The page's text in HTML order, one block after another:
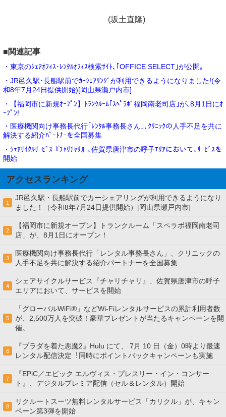
(坂土直隆)
■関連記事
・東京のｼｪｱｵﾌｨｽ･ﾚﾝﾀﾙｵﾌｨｽ検索ｻｲﾄ､｢OFFICE SELECT｣が公開｡
・JR邑久駅･長船駅前でｶｰｼｪｱﾘﾝｸﾞが利用できるようになりました!(令
和8年7月24日提供開始)[岡山県瀬戸内市]
・【福岡市に新規ｵｰﾌﾟﾝ】ﾄﾗﾝｸﾙｰﾑ｢ｽﾍﾟﾗﾎﾞ福岡南老司店｣が､8月1日にｵ
ｰﾌﾟﾝ!
・医療機関向け事務長代行｢ﾚﾝﾀﾙ事務長さん｣､ｸﾘﾆｯｸの人手不足を共に
解決する紹介ﾊﾟｰﾄﾅｰを全国募集
・ｼｪｱｻｲｸﾙｻｰﾋﾞｽ『ﾁｬﾘﾁｬﾘ』､佐賀県唐津市の呼子ｴﾘｱにおいて､ｻｰﾋﾞｽを
開始
アクセスランキング
1
JR邑久駅・長船駅前でカーシェアリングが利用できるようになり
ました！（令和8年7月24日提供開始）[岡山県瀬戸内市]
2
【福岡市に新規オープン】トランクルーム「スペラボ福岡南老司
店」が、8月1日にオープン！
3
医療機関向け事務長代行「レンタル事務長さん」、クリニックの
人手不足を共に解決する紹介パートナーを全国募集
4
シェアサイクルサービス『チャリチャリ』、佐賀県唐津市の呼子
エリアにおいて、サービスを開始
5
「グローバルWiFi®」などWi-Fiレンタルサービスの累計利用者数
が、2,500万人を突破！豪華プレゼントが当たるキャンペーンを開
催。
6
『プラダを着た悪魔2』Hulu にて、 7⽉ 10 ⽇（金）0時より最速
レンタル配信決定︕同時にポイントバックキャンペーンも実施
7
『EPiC／エピック エルヴィス・プレスリー・イン・コンサー
ト』、デジタルプレミア配信（セル＆レンタル）開始
8
リクルートスーツ無料レンタルサービス「カリクル」が、キャン
ペーン第3弾を開始